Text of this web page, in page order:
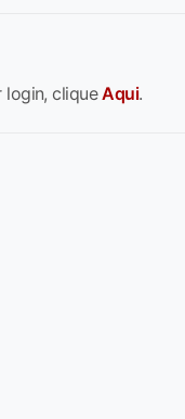
login, cliqueAqui.